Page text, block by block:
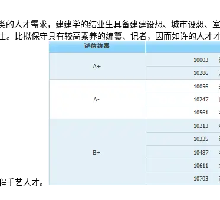
的人才需求，建建学的结业生具备建建设想、城市设想、
比拟保守具有较高素养的编纂、记者，因而如许的人才
手艺人才。